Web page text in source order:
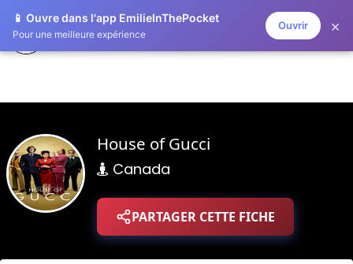
📱 Ouvre dans l'app EmilieInThePocket
Pour une meilleure expérience
Ouvrir ×
ZAPLISTOO
House of Gucci
Canada
PARTAGER CETTE FICHE